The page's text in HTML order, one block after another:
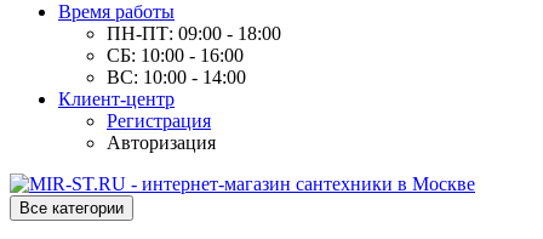
Время работы
ПН-ПТ: 09:00 - 18:00
СБ: 10:00 - 16:00
ВС: 10:00 - 14:00
Клиент-центр
Регистрация
Авторизация
Все категории